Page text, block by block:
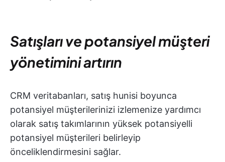
Satışları ve potansiyel müşteri
yönetimini artırın
CRM veritabanları, satış hunisi boyunca
potansiyel müşterilerinizi izlemenize yardımcı
olarak satış takımlarının yüksek potansiyelli
potansiyel müşterileri belirleyip
önceliklendirmesini sağlar.